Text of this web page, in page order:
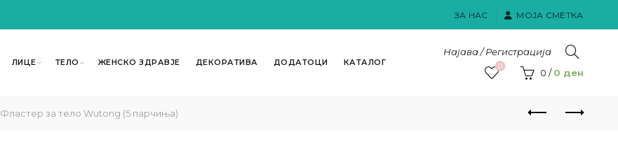
ЗА НАС МОЈА СМЕТКА
ЛИЦЕ ТЕЛО ЖЕНСКО ЗДРАВЈЕ ДЕКОРАТИВА ДОДАТОЦИ КАТАЛОГ
Најава / Регистрација
0
0 / 0 ден
Фластер за тело Wutong (5 парчиња)